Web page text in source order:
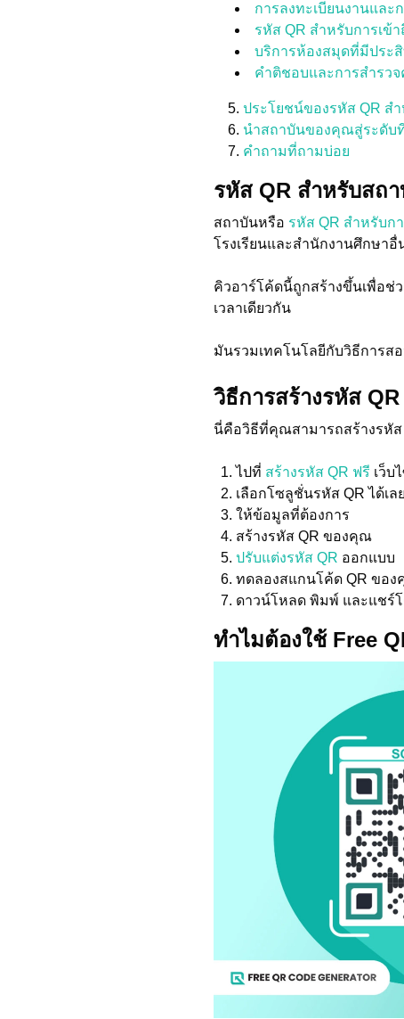
การลงทะเบียนงานและ
รหัส QR สำหรับการเข้
บริการห้องสมุดที่มีประ
คำติชอบและการสำรว
ประโยชน์ของรหัส QR ส
นำสถาบันของคุณสู่ระดับ
คำถามที่ถามบ่อย
รหัส QR สำหรับสถ
สถาบันหรือ รหัส QR สำหรับก
โรงเรียนและสำนักงานศึกษาอื่
คิวอาร์โค้ดนี้ถูกสร้างขึ้นเพื่อช่
เวลาเดียวกัน
มันรวมเทคโนโลยีกับวิธีการส
วิธีการสร้างรหัส
นี่คือวิธีที่คุณสามารถสร้างรหัส
ไปที่ สร้างรหัส QR ฟรี เว็บ
เลือกโซลูชั่นรหัส QR ได้เลย
ให้ข้อมูลที่ต้องการ
สร้างรหัส QR ของคุณ
ปรับแต่งรหัส QR ออกแบบ
ทดลองสแกนโค้ด QR ขอ
ดาวน์โหลด พิมพ์ และแชร์
ทำไมต้องใช้ Free